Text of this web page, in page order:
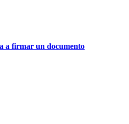
a firmar un documento